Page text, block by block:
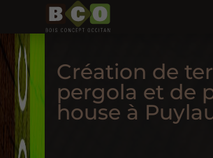
Création de
pergola et de
house à